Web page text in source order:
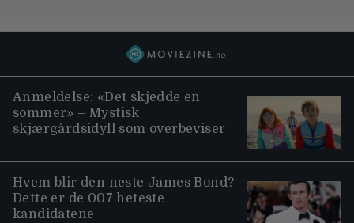
Anmeldelse: «Det skjedde en
sommer» – Mystisk
skjærgårdsidyll som overbeviser
Hvem blir den neste James Bond?
Dette er de 007 heteste
kandidatene